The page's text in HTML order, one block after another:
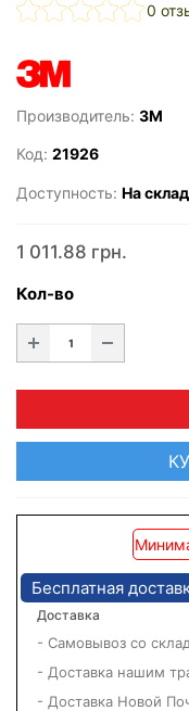
0
Производитель: 3M
Код: 21926
Доступность: На
1 011.88 грн.
Кол-во
Бесплатная
Доставка
- Самовывоз со
- Доставка нашим
- Доставка Новой